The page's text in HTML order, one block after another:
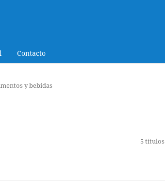
Contacto
y bebidas
5 títulos